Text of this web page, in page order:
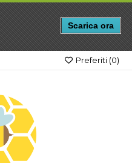
Scarica ora
Preferiti (0)